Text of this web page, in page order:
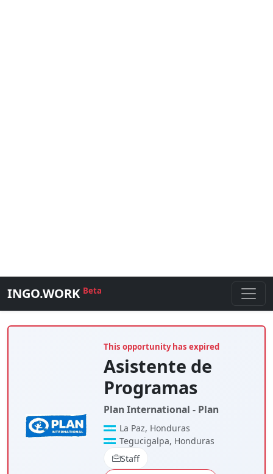
INGO.WORK Beta
This opportunity has expired
Asistente de
Programas
Plan International - Plan
La Paz, Honduras
Tegucigalpa, Honduras
Staff